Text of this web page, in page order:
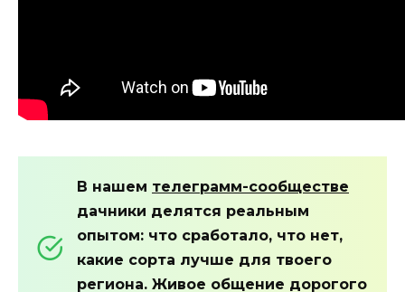
В нашем телеграмм-сообществе
дачники делятся реальным
опытом: что сработало, что нет,
какие сорта лучше для твоего
региона. Живое общение дорогого